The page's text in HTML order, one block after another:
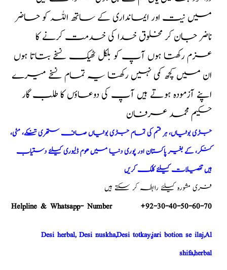
میں نیت اور ایمانداری کے ساتھ اللہ کو حاضر
ناضر جان کر مخلوق خدا کی خدمت کرنے کا
عزم رکھتا ہوں آپ کو بلکل ٹھیک نسخے بتاتا ہوں
ان میں کچھ کمی نہیں رکھتا یہ تمام نسخے میرے
اپنے آزمودہ ہوتے ہیں آپ کی دوعاؤں کا طلب گار
حکیم محمد عرفان
جڑی بوٹیاں، ہر قسم کی تمام جڑی بوٹیاں صاف ستھری تنکے، مٹی،
کنکر، کے بغیر پاکستان اور پوری دنیا میں ھوم ڈلیوری کیلئے دستیاب
ہیں تفصیلات کیلئے کلک کریں
فری مشورہ کیلئے رابطہ کر سکتے ہیں
Helpline & Whatsapp- Number +92-30-40-50-60-70
Desi herbal, Desi nuskha,Desi totkay,jari botion se ilaj,Al
shifa,herbal